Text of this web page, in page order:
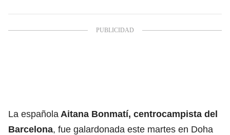
La española Aitana Bonmatí, centrocampista del
Barcelona, fue galardonada este martes en Doha